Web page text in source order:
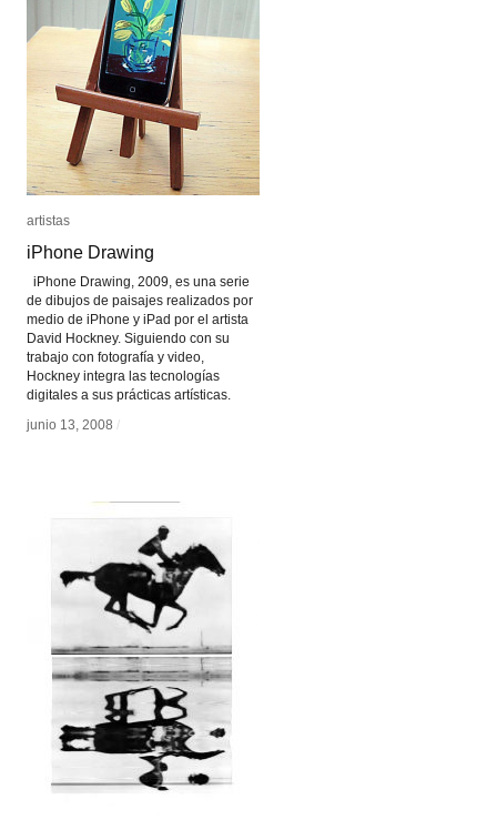
artistas
iPhone Drawing
iPhone Drawing, 2009, es una serie
de dibujos de paisajes realizados por
medio de iPhone y iPad por el artista
David Hockney. Siguiendo con su
trabajo con fotografía y video,
Hockney integra las tecnologías
digitales a sus prácticas artísticas.
junio 13, 2008 /
artistas
iPhone Drawing
junio 13, 2008 /